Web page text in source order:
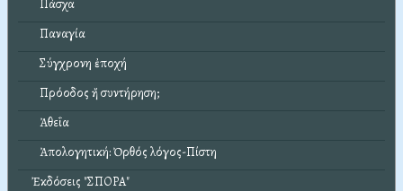
Πάσχα
Παναγία
Σύγχρονη ἐποχή
Πρόοδος ἤ συντήρηση;
Ἀθεΐα
Ἀπολογητική: Ὀρθός λόγος-Πίστη
Ἐκδόσεις "ΣΠΟΡΑ"